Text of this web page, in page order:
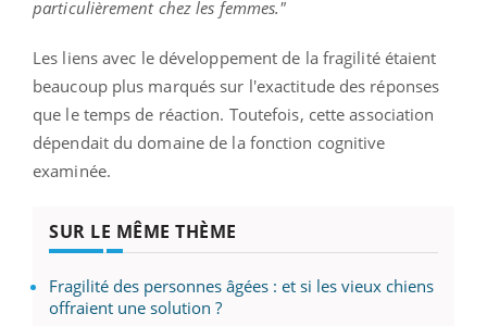
particulièrement chez les femmes."
Les liens avec le développement de la fragilité étaient
beaucoup plus marqués sur l'exactitude des réponses
que le temps de réaction. Toutefois, cette association
dépendait du domaine de la fonction cognitive
examinée.
SUR LE MÊME THÈME
Fragilité des personnes âgées : et si les vieux chiens
offraient une solution ?